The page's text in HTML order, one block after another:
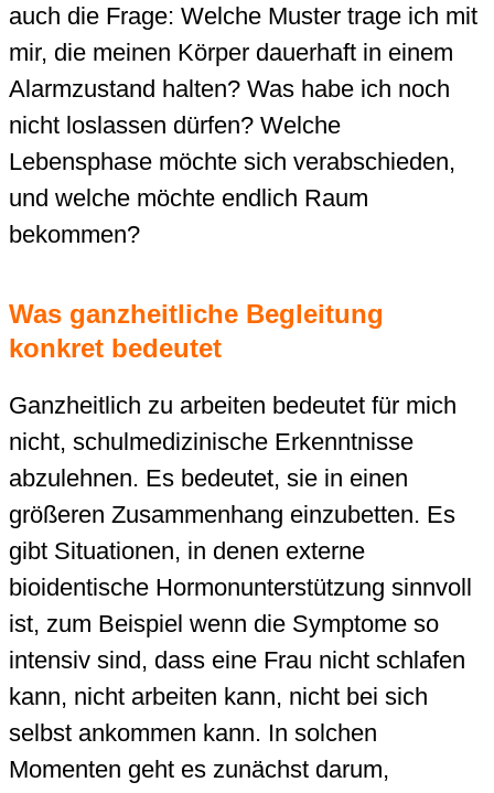
auch die Frage: Welche Muster trage ich mit
mir, die meinen Körper dauerhaft in einem
Alarmzustand halten? Was habe ich noch
nicht loslassen dürfen? Welche
Lebensphase möchte sich verabschieden,
und welche möchte endlich Raum
bekommen?
Was ganzheitliche Begleitung
konkret bedeutet
Ganzheitlich zu arbeiten bedeutet für mich
nicht, schulmedizinische Erkenntnisse
abzulehnen. Es bedeutet, sie in einen
größeren Zusammenhang einzubetten. Es
gibt Situationen, in denen externe
bioidentische Hormonunterstützung sinnvoll
ist, zum Beispiel wenn die Symptome so
intensiv sind, dass eine Frau nicht schlafen
kann, nicht arbeiten kann, nicht bei sich
selbst ankommen kann. In solchen
Momenten geht es zunächst darum,